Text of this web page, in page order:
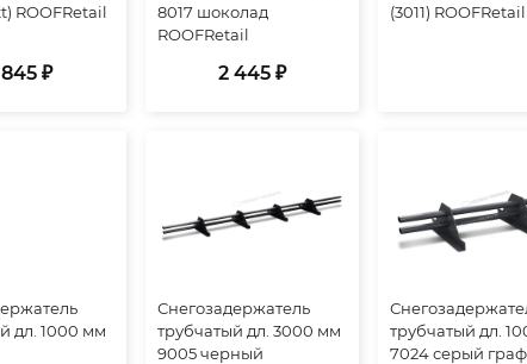
ROOFRetail
₽
8017 шоколад
ROOFRetail
2 445 ₽
(3011) ROOFRetail
дл. 1000 мм
Снегозадержатель
трубчатый дл. 3000 мм
9005 черный
трубчатый дл.
7024 серый